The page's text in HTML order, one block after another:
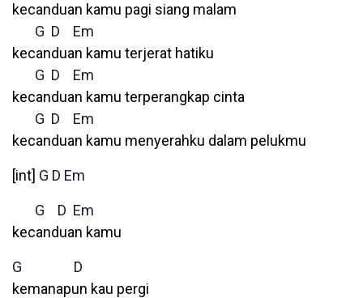
kecanduan kamu pagi siang malam
G D
Em
kecanduan kamu terjerat hatiku
G D
Em
kecanduan kamu terperangkap cinta
G D
Em
kecanduan kamu menyerahku dalam pelukmu
[int] G D Em
G D Em
kecanduan kamu
G
D
kemanapun kau pergi